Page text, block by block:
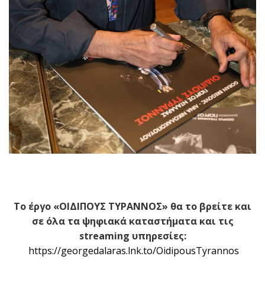
Το έργο «ΟΙΔΙΠΟΥΣ ΤΥΡΑΝΝΟΣ» θα το βρείτε και
σε όλα τα ψηφιακά καταστήματα και τις
streaming υπηρεσίες:
https://georgedalaras.lnk.to/OidipousTyrannos